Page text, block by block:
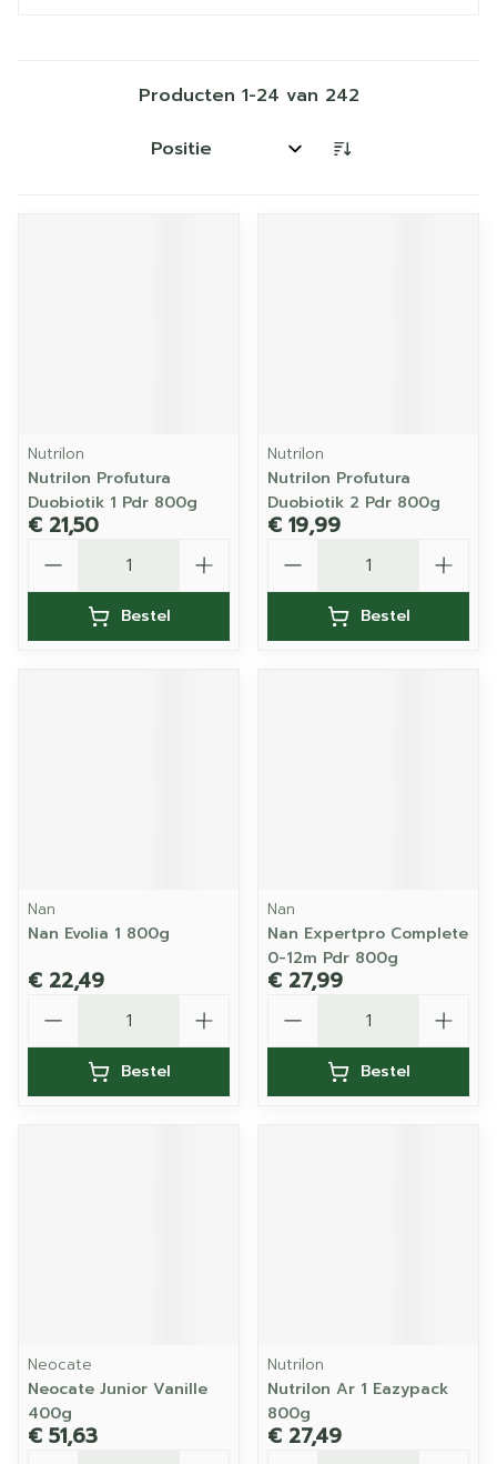
Producten 1-24 van 242
Sorteer op:
Nutrilon
Nutrilon Profutura
Duobiotik 1 Pdr 800g
€ 21,50
Bestel
Nutrilon
Nutrilon Profutura
Duobiotik 2 Pdr 800g
€ 19,99
Bestel
Nan
Nan Evolia 1 800g
€ 22,49
Bestel
Nan
Nan Expertpro Complete
0-12m Pdr 800g
€ 27,99
Bestel
Neocate
Neocate Junior Vanille
400g
€ 51,63
Nutrilon
Nutrilon Ar 1 Eazypack
800g
€ 27,49